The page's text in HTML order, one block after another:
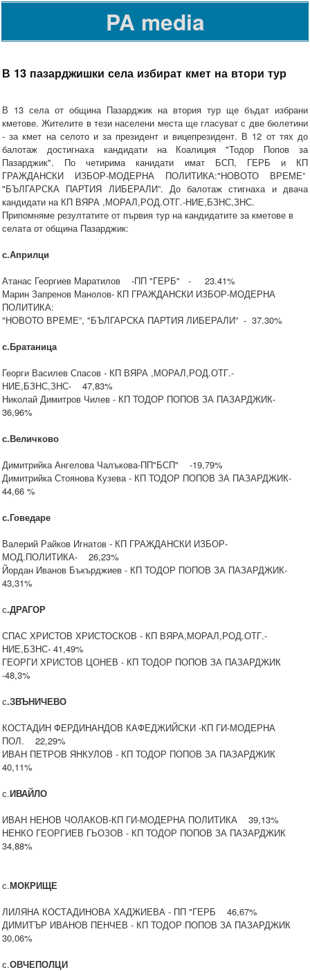
PA media
В 13 пазарджишки села избират кмет на втори тур
В 13 села от община Пазарджик на втория тур ще бъдат избрани
кметове. Жителите в тези населени места ще гласуват с две бюлетини
- за кмет на селото и за президент и вицепрезидент. В 12 от тях до
балотаж достигнаха кандидати на Коалиция "Тодор Попов за
Пазарджик". По четирима канидати имат БСП, ГЕРБ и КП
ГРАЖДАНСКИ ИЗБОР-МОДЕРНА ПОЛИТИКА:"НОВОТО ВРЕМЕ”
"БЪЛГАРСКА ПАРТИЯ ЛИБЕРАЛИ”. До балотаж стигнаха и двача
кандидати на КП ВЯРА ,МОРАЛ,РОД.ОТГ.-НИЕ,БЗНС,ЗНС .
Припомняме резултатите от първия тур на кандидатите за кметове в
селата от община Пазарджик:
с.Априлци
Атанас Георгиев Маратилов -ПП "ГЕРБ" - 23.41%
Марин Запренов Манолов- КП ГРАЖДАНСКИ ИЗБОР-МОДЕРНА
ПОЛИТИКА:
"НОВОТО ВРЕМЕ”, "БЪЛГАРСКА ПАРТИЯ ЛИБЕРАЛИ” - 37.30%
с.Братаница
Георги Василев Спасов - КП ВЯРА ,МОРАЛ,РОД.ОТГ.-
НИЕ,БЗНС,ЗНС- 47,83%
Николай Димитров Чилев - КП ТОДОР ПОПОВ ЗА ПАЗАРДЖИК-
36,96%
с.Величково
Димитрийка Ангелова Чалъкова-ПП"БСП" -19,79%
Димитрийка Стоянова Кузева - КП ТОДОР ПОПОВ ЗА ПАЗАРДЖИК-
44,66 %
с.Говедаре
Валерий Райков Игнатов - КП ГРАЖДАНСКИ ИЗБОР-
МОД.ПОЛИТИКА- 26,23%
Йордан Иванов Бъкърджиев - КП ТОДОР ПОПОВ ЗА ПАЗАРДЖИК-
43,31%
с.ДРАГОР
СПАС ХРИСТОВ ХРИСТОСКОВ - КП ВЯРА,МОРАЛ,РОД.ОТГ.-
НИЕ,БЗНС- 41,49%
ГЕОРГИ ХРИСТОВ ЦОНЕВ - КП ТОДОР ПОПОВ ЗА ПАЗАРДЖИК
-48,3%
с.ЗВЪНИЧЕВО
КОСТАДИН ФЕРДИНАНДОВ КАФЕДЖИЙСКИ -КП ГИ-МОДЕРНА
ПОЛ. 22,29%
ИВАН ПЕТРОВ ЯНКУЛОВ - КП ТОДОР ПОПОВ ЗА ПАЗАРДЖИК
40,11%
с.ИВАЙЛО
ИВАН НЕНОВ ЧОЛАКОВ-КП ГИ-МОДЕРНА ПОЛИТИКА 39,13%
НЕНКО ГЕОРГИЕВ ГЬОЗОВ - КП ТОДОР ПОПОВ ЗА ПАЗАРДЖИК
34,88%
с.МОКРИЩЕ
ЛИЛЯНА КОСТАДИНОВА ХАДЖИЕВА - ПП "ГЕРБ 46,67%
ДИМИТЪР ИВАНОВ ПЕНЧЕВ - КП ТОДОР ПОПОВ ЗА ПАЗАРДЖИК
30,06%
с.ОВЧЕПОЛЦИ